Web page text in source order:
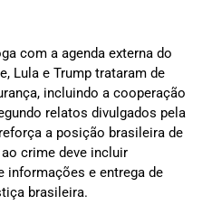
com a agenda externa do
Lula e Trump trataram de
incluindo a cooperação
relatos divulgados pela
a posição brasileira de
crime deve incluir
informações e entrega de
brasileira.